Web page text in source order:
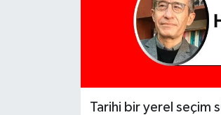
Tarihi bir yerel seçim